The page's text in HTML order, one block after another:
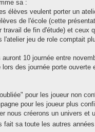
sa :
élèves veulent porter un
de l'école (cette
de fin d'étude) et
jeu de role comptait
10 journée entre
des journée porte ouverte
pour les joueur non
pour les joueur plus
nous créerons un univers
fait sa toute les autres